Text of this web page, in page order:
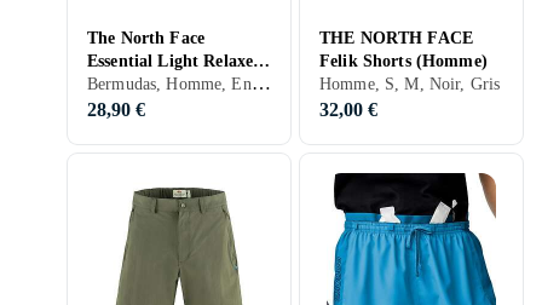
The North Face
Essential Light Relaxed
Shorts (Homme)
Bermudas, Homme, Entraînement & Fitness, S, M, L, XL, XXL, XS, Noir, Gris, Bleu, Beige
28,90 €
THE NORTH FACE
Felik Shorts (Homme)
Homme, S, M, Noir, Gris
32,00 €